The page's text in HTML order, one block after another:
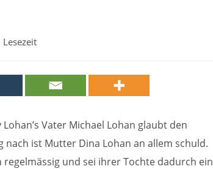
Vater Michael Lohan glaubt den
nach ist Mutter Dina Lohan an allem schuld.
und sei ihrer Tochte dadurch ein